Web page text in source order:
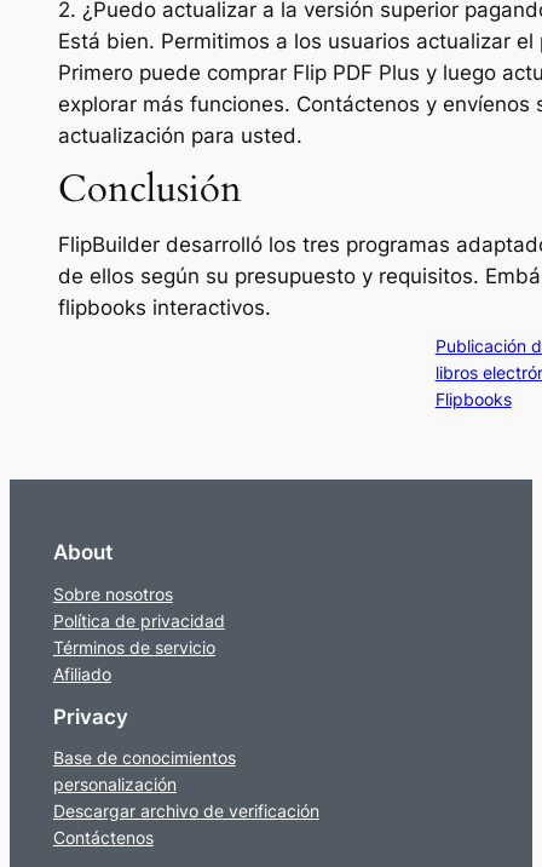
2. ¿Puedo actualizar a la versión superior
Está bien. Permitimos a los usuarios actualizar
Primero puede comprar Flip PDF Plus y luego
explorar más funciones. Contáctenos y
actualización para usted.
Conclusión
FlipBuilder desarrolló los tres programas
de ellos según su presupuesto y requisitos.
flipbooks interactivos.
Publicación
libros
Flipbooks
About
Sobre nosotros
Política de privacidad
Términos de servicio
Afiliado
Privacy
Base de conocimientos
personalización
Descargar archivo de verificación
Contáctenos